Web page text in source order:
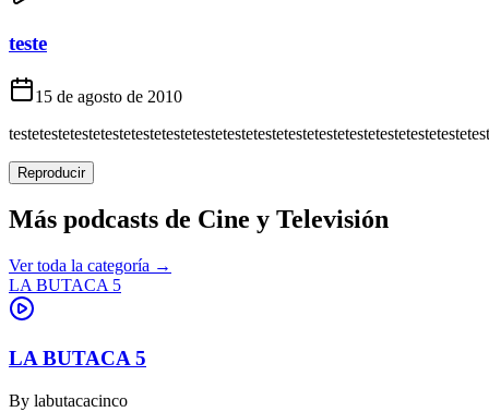
teste
15 de agosto de 2010
Reproducir
Más podcasts de Cine y Televisión
Ver toda la categoría →
LA BUTACA 5
LA BUTACA 5
By labutacacinco